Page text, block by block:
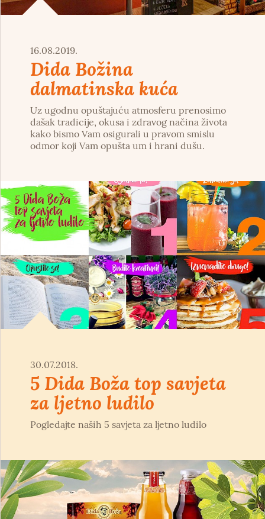
16.08.2019.
Dida Božina
dalmatinska kuća
Uz ugodnu opuštajuću atmosferu prenosimo
dašak tradicije, okusa i zdravog načina života
kako bismo Vam osigurali u pravom smislu
odmor koji Vam opušta um i hrani dušu.
30.07.2018.
5 Dida Boža top savjeta
za ljetno ludilo
Pogledajte naših 5 savjeta za ljetno ludilo